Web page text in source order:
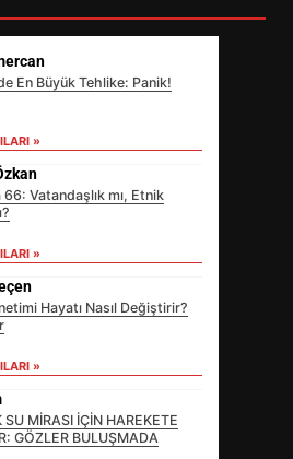
En Büyük Tehlike: Panik!
»
Vatandaşlık mı, Etnik
»
Hayatı Nasıl Değiştirir?
»
SU MİRASI İÇİN HAREKETE
GÖZLER BULUŞMADA